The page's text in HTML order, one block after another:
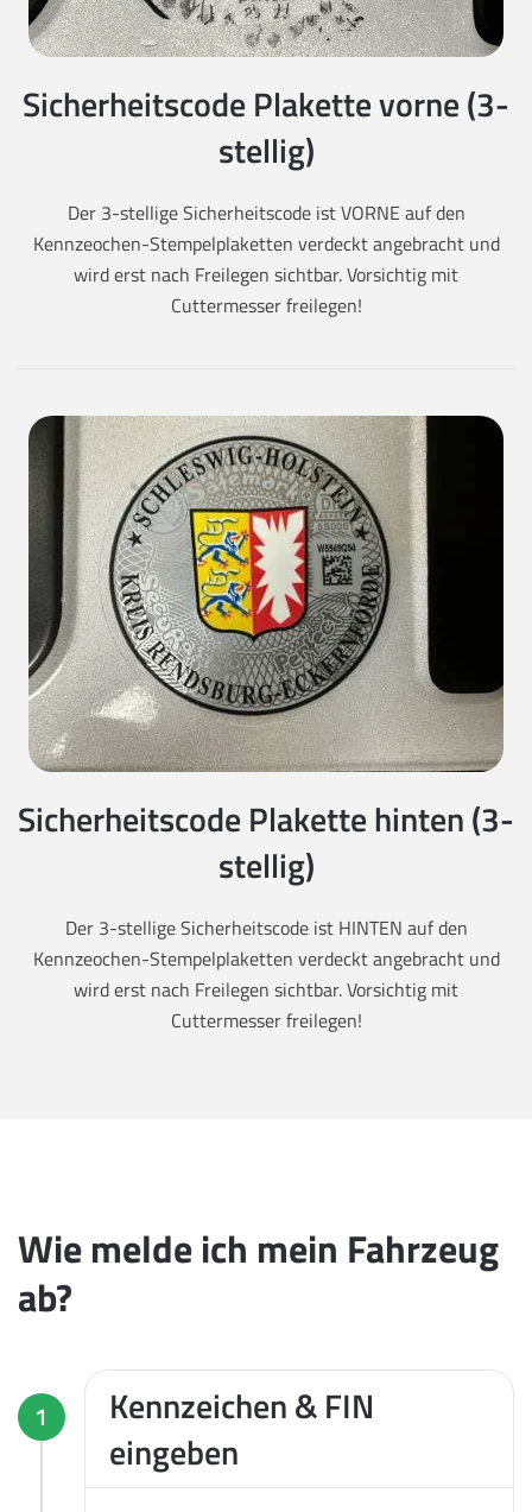
Sicherheitscode Plakette vorne (3-
stellig)
Der 3-stellige Sicherheitscode ist VORNE auf den
Kennzeochen-Stempelplaketten verdeckt angebracht und
wird erst nach Freilegen sichtbar. Vorsichtig mit
Cuttermesser freilegen!
Sicherheitscode Plakette hinten (3-
stellig)
Der 3-stellige Sicherheitscode ist HINTEN auf den
Kennzeochen-Stempelplaketten verdeckt angebracht und
wird erst nach Freilegen sichtbar. Vorsichtig mit
Cuttermesser freilegen!
Wie melde ich mein Fahrzeug
ab?
1
Kennzeichen & FIN
eingeben